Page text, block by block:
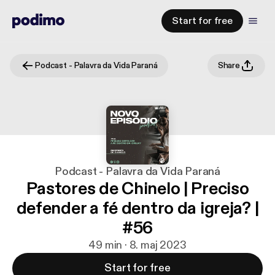
Start for free
Podcast - Palavra da Vida Paraná Share
Podcast - Palavra da Vida Paraná
Pastores de Chinelo | Preciso
defender a fé dentro da igreja? |
#56
49 min · 8. maj 2023
Start for free